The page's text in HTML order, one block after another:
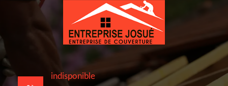
indisponible